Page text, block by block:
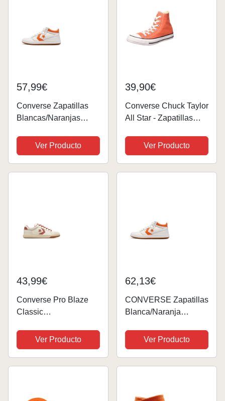
57,99€
Converse Zapatillas
Blancas/Naranjas
naranja, 40.5 EU
Ver Producto
39,90€
Converse Chuck Taylor
All Star - Zapatillas
color naranja, talla 39.5
EU
Ver Producto
43,99€
Converse Pro Blaze
Classic
GRTNTSHLL 44
Ver Producto
62,13€
CONVERSE Zapatillas
Blanca/Naranja
Ver Producto